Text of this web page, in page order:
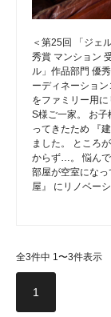
＜第25回 「ジェ
秀賞 マンション
ル」作品部門 優
ーディネーショ
をファミリー用
S様ご一家。 お
ってきたため 『
ました。 ところ
からず…。 悩ん
部屋が空室にな
屋』 にリノベー
全3件中 1〜3件表示
1